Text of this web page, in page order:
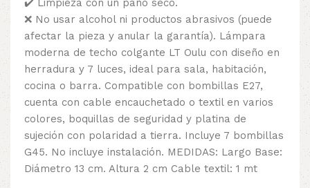
✔️ Limpieza con un paño seco.
❌ No usar alcohol ni productos abrasivos (puede
afectar la pieza y anular la garantía). Lámpara
moderna de techo colgante LT Oulu con diseño en
herradura y 7 luces, ideal para sala, habitación,
cocina o barra. Compatible con bombillas E27,
cuenta con cable encauchetado o textil en varios
colores, boquillas de seguridad y platina de
sujeción con polaridad a tierra. Incluye 7 bombillas
G45. No incluye instalación. MEDIDAS: Largo Base:
Diámetro 13 cm. Altura 2 cm Cable textil: 1 mt